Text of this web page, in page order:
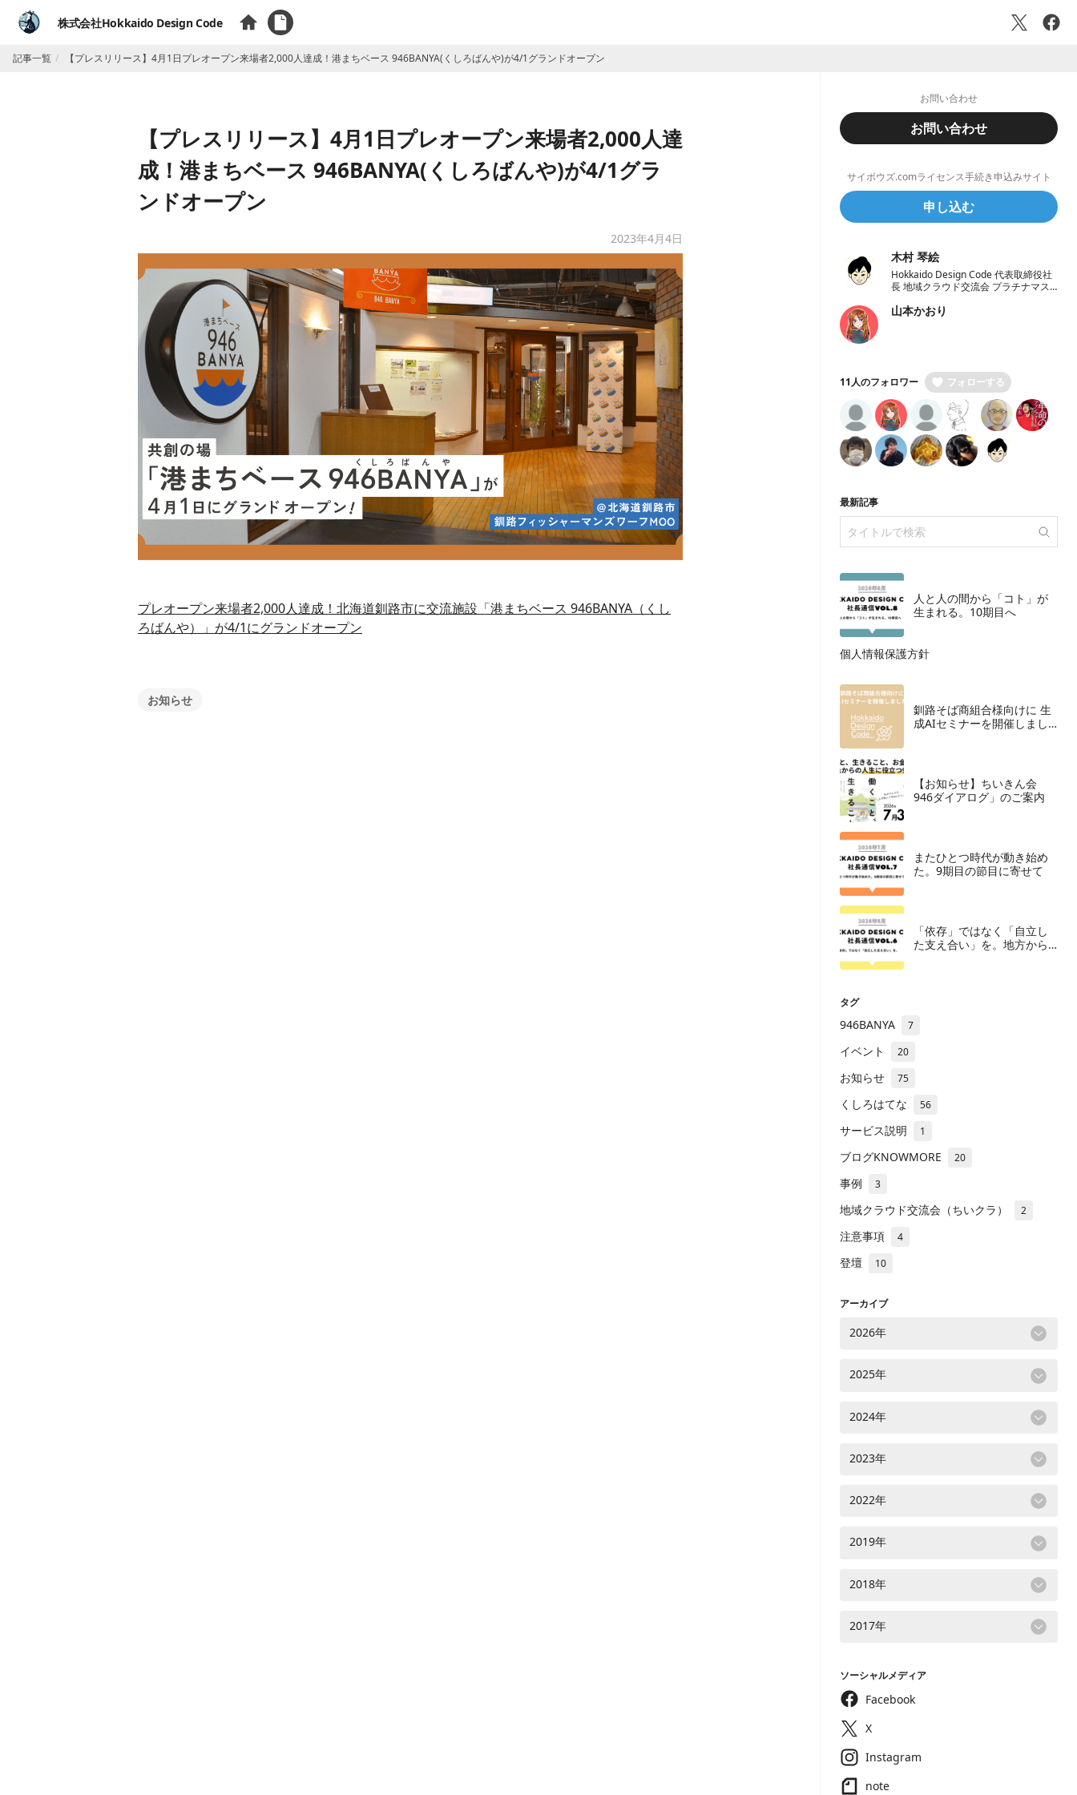
株式会社Hokkaido Design Code
記事一覧 【プレスリリース】4月1日プレオープン来場者2,000人達成！港まちベース 946BANYA(くしろばんや)が4/1グランドオープン
【プレスリリース】4月1日プレオープン来場者2,000人達
成！港まちベース 946BANYA(くしろばんや)が4/1グラ
ンドオープン
2023年4月4日
プレオープン来場者2,000人達成！北海道釧路市に交流施設「港まちベース 946BANYA（くし
ろばんや）」が4/1にグランドオープン
お知らせ
お問い合わせ
お問い合わせ
サイボウズ.comライセンス手続き申込みサイト
申し込む
木村 琴絵
Hokkaido Design Code 代表取締役社
長 地域クラウド交流会 プラチナマス
学校地域恊働センターラポールくしろ
山本かおり
11人のフォロワー フォローする
最新記事
人と人の間から「コト」が
生まれる。10期目へ
個人情報保護方針
釧路そば商組合様向けに 生
成AIセミナーを開催しまし
【お知らせ】ちいきん会
946ダイアログ」のご案内
またひとつ時代が動き始め
た。9期目の節目に寄せて
「依存」ではなく「自立し
た支え合い」を。地方から
タグ
946BANYA 7
イベント 20
お知らせ 75
くしろはてな 56
サービス説明 1
ブログKNOWMORE 20
事例 3
地域クラウド交流会（ちいクラ） 2
注意事項 4
登壇 10
アーカイブ
2026年
2025年
2024年
2023年
2022年
2019年
2018年
2017年
ソーシャルメディア
Facebook
X
Instagram
note